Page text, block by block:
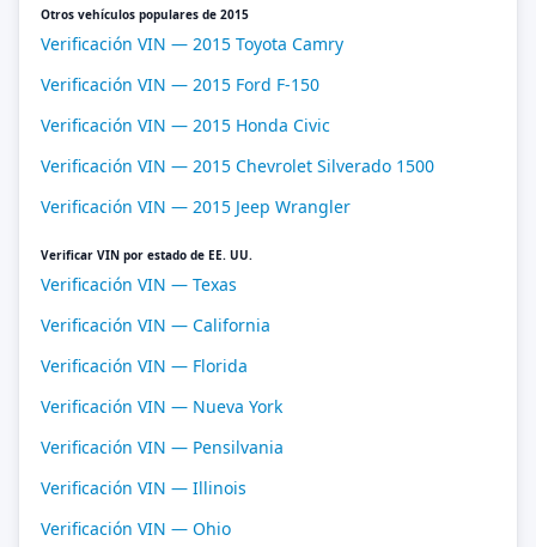
Otros vehículos populares de 2015
Verificación VIN — 2015 Toyota Camry
Verificación VIN — 2015 Ford F-150
Verificación VIN — 2015 Honda Civic
Verificación VIN — 2015 Chevrolet Silverado 1500
Verificación VIN — 2015 Jeep Wrangler
Verificar VIN por estado de EE. UU.
Verificación VIN — Texas
Verificación VIN — California
Verificación VIN — Florida
Verificación VIN — Nueva York
Verificación VIN — Pensilvania
Verificación VIN — Illinois
Verificación VIN — Ohio